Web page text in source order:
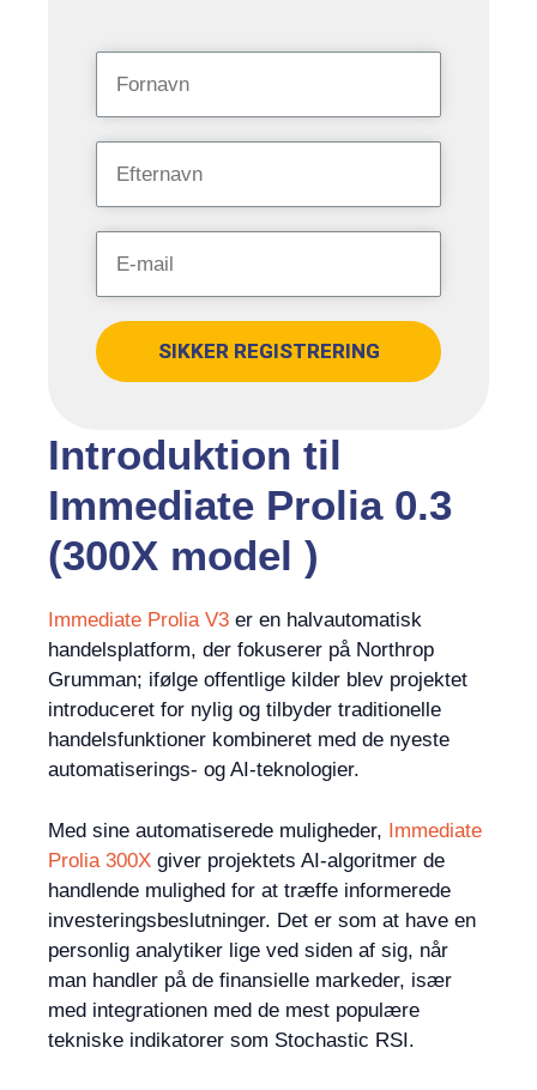
Introduktion til
Immediate Prolia 0.3
(300X model )
Immediate Prolia V3 er en halvautomatisk
handelsplatform, der fokuserer på Northrop
Grumman; ifølge offentlige kilder blev projektet
introduceret for nylig og tilbyder traditionelle
handelsfunktioner kombineret med de nyeste
automatiserings- og AI-teknologier.
Med sine automatiserede muligheder, Immediate
Prolia 300X giver projektets AI-algoritmer de
handlende mulighed for at træffe informerede
investeringsbeslutninger. Det er som at have en
personlig analytiker lige ved siden af sig, når
man handler på de finansielle markeder, især
med integrationen med de mest populære
tekniske indikatorer som Stochastic RSI.
SIKKER REGISTRERING